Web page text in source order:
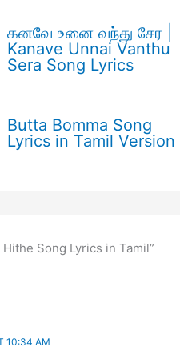
கனவே உனை வந்து சேர |
Kanave Unnai Vanthu
Sera Song Lyrics
Butta Bomma Song
Lyrics in Tamil Version
Song Lyrics in Tamil”
10:34 AM